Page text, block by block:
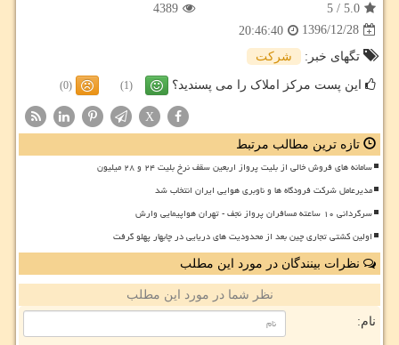
5.0
/
5
4389
1396/12/28
20:46:40
تگهای خبر:
شركت
این پست مرکز املاک را می پسندید؟ (1)
(0)
X
تازه ترین مطالب مرتبط
سامانه های فروش خالی از بلیت پرواز اربعین سقف نرخ بلیت ۲۴ و ۲۸ میلیون
مدیرعامل شرکت فرودگاه ها و ناوبری هوایی ایران انتخاب شد
سرگردانی ۱۰ ساعته مسافران پرواز نجف - تهران هواپیمایی وارش
اولین کشتی تجاری چین بعد از محدودیت های دریایی در چابهار پهلو گرفت
نظرات بینندگان در مورد این مطلب
نظر شما در مورد این مطلب
نام: